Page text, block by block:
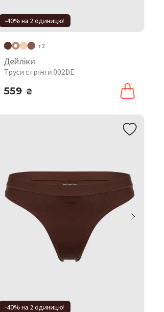
-40% на 2 одиницю!
+2
Дейліки
Труси стрінги 002DE
559 ₴
-40% на 2 одиницю!